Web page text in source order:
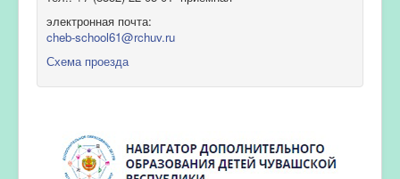
электронная почта:
cheb-school61@rchuv.ru
Схема проезда